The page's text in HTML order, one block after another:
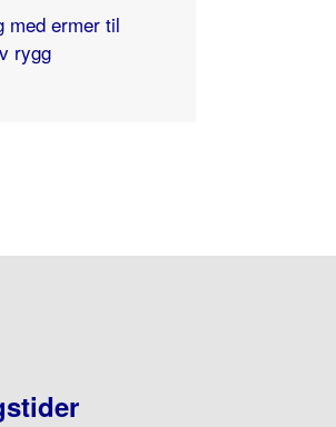
med ermer til
rygg